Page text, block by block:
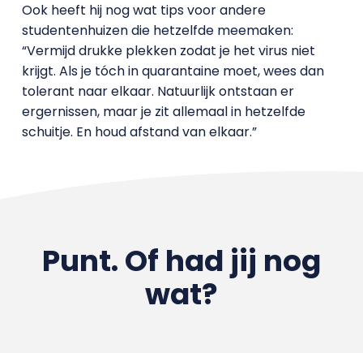
Ook heeft hij nog wat tips voor andere
studentenhuizen die hetzelfde meemaken:
“Vermijd drukke plekken zodat je het virus niet
krijgt. Als je tóch in quarantaine moet, wees dan
tolerant naar elkaar. Natuurlijk ontstaan er
ergernissen, maar je zit allemaal in hetzelfde
schuitje. En houd afstand van elkaar.”
Punt. Of had jij nog
wat?